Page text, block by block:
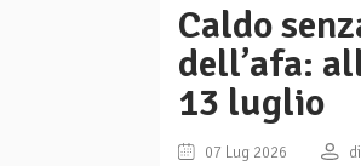
Caldo
dell’afa:
13 luglio
07 Lug 2026 di